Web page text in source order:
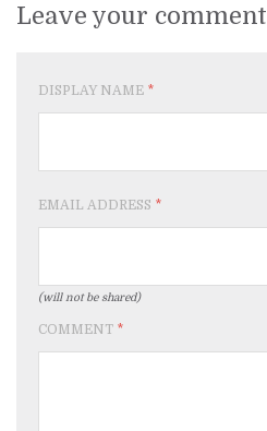
Leave your comment
DISPLAY NAME *
EMAIL ADDRESS *
(will not be shared)
COMMENT *